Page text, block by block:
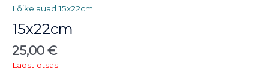
Lõikelauad 15x22cm
15x22cm
25,00 €
Laost otsas